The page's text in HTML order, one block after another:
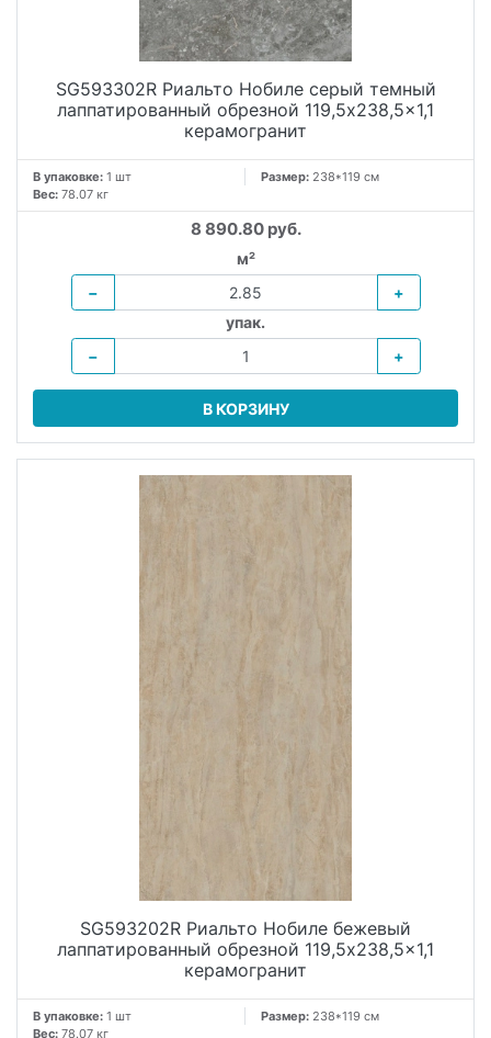
SG593302R Риальто Нобиле серый темный
лаппатированный обрезной 119,5x238,5x1,1
керамогранит
В упаковке: 1 шт Размер: 238*119 см
Вес: 78.07 кг
8 890.80 руб.
м²
−
+
упак.
−
+
В КОРЗИНУ
SG593202R Риальто Нобиле бежевый
лаппатированный обрезной 119,5x238,5x1,1
керамогранит
В упаковке: 1 шт Размер: 238*119 см
Вес: 78.07 кг